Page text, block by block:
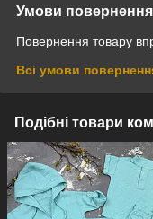
Умови повернення
Повернення товару
Всі умови
Подібні товари